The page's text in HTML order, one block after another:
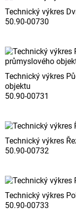
Technický výkres
50.90-00730
Technický výkres
objektu
50.90-00731
Technický výkres
50.90-00732
Technický výkres
50.90-00733